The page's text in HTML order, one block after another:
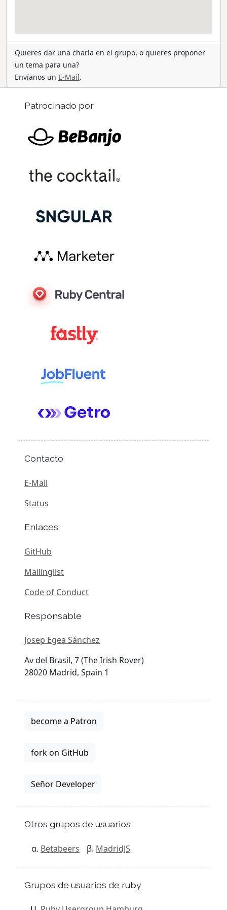
Quieres dar una charla en el grupo, o quieres proponer
un tema para una?
Envíanos un E-Mail.
Patrocinado por
Contacto
E-Mail
Status
Enlaces
GitHub
Mailinglist
Code of Conduct
Responsable
Josep Egea Sánchez
Av del Brasil, 7 (The Irish Rover)
28020 Madrid, Spain 1
become a Patron
fork on GitHub
Señor Developer
Otros grupos de usuarios
Betabeers MadridJS
Grupos de usuarios de ruby